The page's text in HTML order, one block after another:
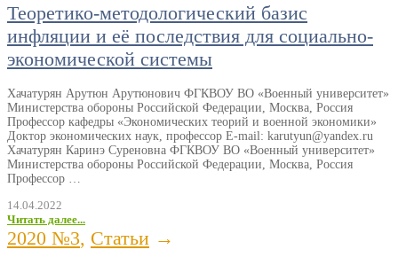
Теоретико-методологический базис
инфляции и её последствия для социально-
экономической системы
Хачатурян Арутюн Арутюнович ФГКВОУ ВО «Военный университет»
Министерства обороны Российской Федерации, Москва, Россия
Профессор кафедры «Экономических теорий и военной экономики»
Доктор экономических наук, профессор E-mail: karutyun@yandex.ru
Хачатурян Каринэ Суреновна ФГКВОУ ВО «Военный университет»
Министерства обороны Российской Федерации, Москва, Россия
Профессор …
14.04.2022
Читать далее...
2020 №3, Статьи →